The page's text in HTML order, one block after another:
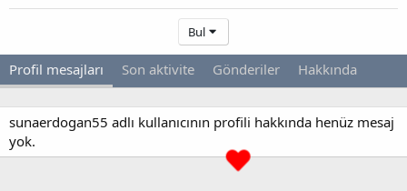
Bul
Profil mesajları Son aktivite Gönderiler Hakkında
sunaerdogan55 adlı kullanıcının profili hakkında henüz mesaj
yok.